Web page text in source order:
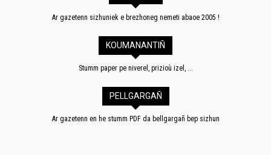
Ar gazetenn sizhuniek e brezhoneg nemeti abaoe 2005 !
KOUMANANTIÑ
Stumm paper pe niverel, prizioù izel, ...
PELLGARGAÑ
Ar gazetenn en he stumm PDF da bellgargañ bep sizhun